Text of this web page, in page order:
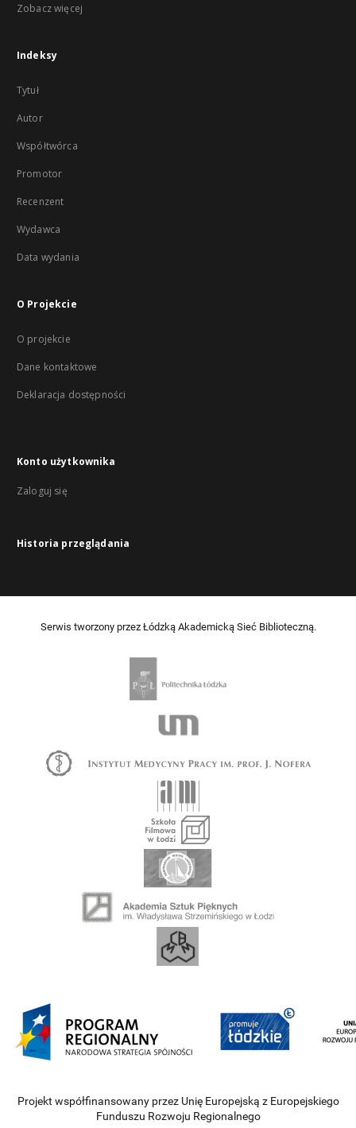
Zobacz więcej
Indeksy
Tytuł
Autor
Współtwórca
Promotor
Recenzent
Wydawca
Data wydania
O Projekcie
O projekcie
Dane kontaktowe
Deklaracja dostępności
Konto użytkownika
Zaloguj się
Historia przeglądania
Serwis tworzony przez Łódzką Akademicką Sieć Biblioteczną.
Projekt współfinansowany przez Unię Europejską z Europejskiego
Funduszu Rozwoju Regionalnego